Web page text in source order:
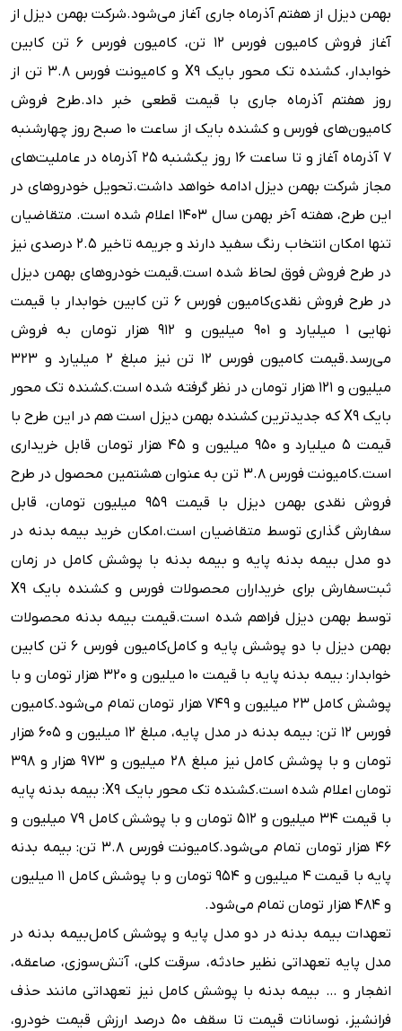
بهمن دیزل از هفتم آذرماه جاری آغاز می‌شود.شرکت بهمن دیزل از
آغاز فروش کامیون فورس ۱۲ تن، کامیون فورس ۶ تن کابین
خوابدار، کشنده تک محور بایک X9 و کامیونت فورس ۳.۸ تن از
روز هفتم آذرماه جاری با قیمت قطعی خبر داد.طرح فروش
کامیون‌های فورس و کشنده بایک از ساعت ۱۰ صبح روز چهارشنبه
۷ آذرماه آغاز و تا ساعت ۱۶ روز یکشنبه ۲۵ آذرماه در عاملیت‌های
مجاز شرکت بهمن دیزل ادامه خواهد داشت.تحویل خودروهای در
این طرح، هفته آخر بهمن سال ۱۴۰۳ اعلام شده است. متقاضیان
تنها امکان انتخاب رنگ سفید دارند و جریمه تاخیر ۲.۵ درصدی نیز
در طرح فروش فوق لحاظ شده است.قیمت خودروهای بهمن دیزل
در طرح فروش نقدی
کامیون فورس ۶ تن کابین خوابدار با قیمت
نهایی ۱ میلیارد و ۹۰۱ میلیون و ۹۱۲ هزار تومان به فروش
می‌رسد.
قیمت کامیون فورس ۱۲ تن نیز مبلغ ۲ میلیارد و ۳۲۳
میلیون و ۱۲۱ هزار تومان در نظر گرفته شده است.
کشنده تک محور
بایک X9 که جدیدترین کشنده بهمن دیزل است هم در این طرح با
قیمت ۵ میلیارد و ۹۵۰ میلیون و ۴۵ هزار تومان قابل خریداری
است.
کامیونت فورس ۳.۸ تن به عنوان هشتمین محصول در طرح
فروش نقدی بهمن دیزل با قیمت ۹۵۹ میلیون تومان، قابل
سفارش گذاری توسط متقاضیان است.امکان خرید بیمه بدنه در
دو مدل بیمه بدنه پایه و بیمه بدنه با پوشش کامل در زمان
ثبت‌سفارش برای خریداران محصولات فورس و کشنده بایک X9
توسط بهمن دیزل فراهم شده است.قیمت بیمه بدنه محصولات
بهمن دیزل با دو پوشش پایه و کامل
کامیون فورس ۶ تن کابین
خوابدار: بیمه بدنه پایه با قیمت ۱۰ میلیون و ۳۲۰ هزار تومان و با
پوشش کامل ۲۳ میلیون و ۷۴۹ هزار تومان تمام می‌شود.
کامیون
فورس ۱۲ تن: بیمه بدنه در مدل پایه، مبلغ ۱۲ میلیون و ۶۰۵ هزار
تومان و با پوشش کامل نیز مبلغ ۲۸ میلیون و ۹۷۳ هزار و ۳۹۸
تومان اعلام شده است.
کشنده تک محور بایک X9: بیمه بدنه پایه
با قیمت ۳۴ میلیون و ۵۱۲ تومان و با پوشش کامل ۷۹ میلیون و
۴۶ هزار تومان تمام می‌شود.
کامیونت فورس ۳.۸ تن: بیمه بدنه
پایه با قیمت ۴ میلیون و ۹۵۴ تومان و با پوشش کامل ۱۱ میلیون
و ۴۸۴ هزار تومان تمام می‌شود.
تعهدات بیمه بدنه در دو مدل پایه و پوشش کاملبیمه بدنه در
مدل پایه تعهداتی نظیر حادثه، سرقت کلی، آتش‌سوزی، صاعقه،
انفجار و … بیمه بدنه با پوشش کامل نیز تعهداتی مانند حذف
فرانشیز، نوسانات قیمت تا سقف ۵۰ درصد ارزش قیمت خودرو،